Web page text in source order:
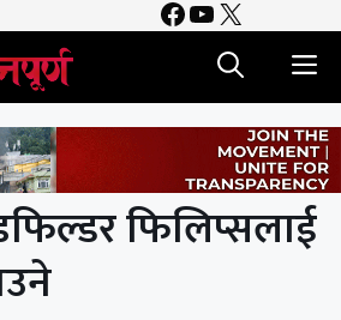
Facebook
YouTube
X
फिलिप्सलाई